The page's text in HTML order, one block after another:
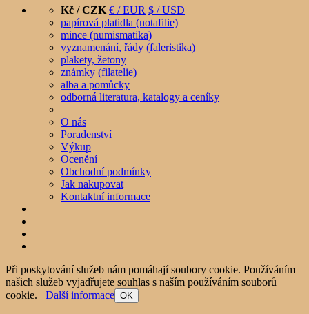
Kč / CZK € / EUR $ / USD
papírová platidla (notafilie)
mince (numismatika)
vyznamenání, řády (faleristika)
plakety, žetony
známky (filatelie)
alba a pomůcky
odborná literatura, katalogy a ceníky
O nás
Poradenství
Výkup
Ocenění
Obchodní podmínky
Jak nakupovat
Kontaktní informace
Při poskytování služeb nám pomáhají soubory cookie. Používáním
našich služeb vyjadřujete souhlas s naším používáním souborů
cookie. Další informace